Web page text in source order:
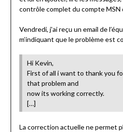
contrôle complet du compte MSN
Vendredi, j’ai reçu un email de
m’indiquant que le problème est
Hi Kevin,
First of all i want to thank you
that problem and
now its working correctly.
[…]
La correction actuelle ne permet